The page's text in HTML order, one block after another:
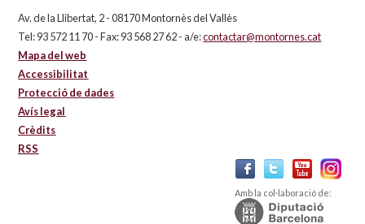
Av. de la Llibertat, 2 - 08170 Montornès del Vallès
Tel: 93 572 11 70 - Fax: 93 568 27 62 - a/e:contactar@montornes.cat
Mapa del web
Accessibilitat
Protecció de dades
Avís legal
Crèdits
RSS
Amb la col·laboració de: